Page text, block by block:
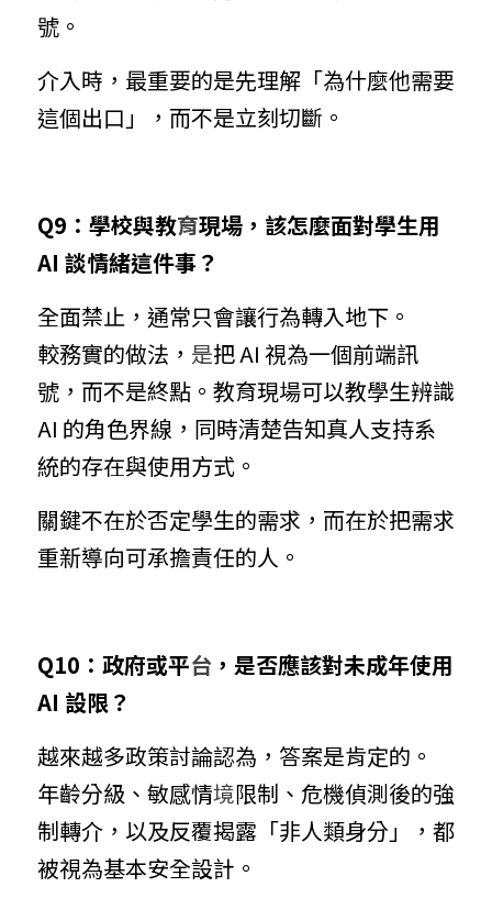
號。
介入時，最重要的是先理解「為什麼他需要
這個出口」，而不是立刻切斷。
Q9：學校與教育現場，該怎麼面對學生用
AI 談情緒這件事？
全面禁止，通常只會讓行為轉入地下。
較務實的做法， 是把 AI 視為一個前端訊
號，而不是終點。教育現場可以教學生辨識
AI 的角色界線，同時清楚告知真人支持系
統的存在與使用方式。
關鍵不在於否定學生的需求，而在於把需求
重新導向可承擔責任的人。
Q10：政府或平台 ，是否應該對未成年使用
AI 設限？
越來越多政策討論認為，答案是肯定的。
年齡分級、敏感情境限制、危機偵測後的強
制轉介，以及反覆揭露「非人類身分」，都
被視為基本安全設計。